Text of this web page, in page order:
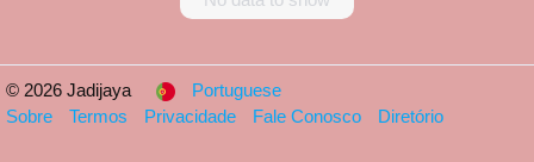
© 2026 Jadijaya
Portuguese
Sobre
Termos Privacidade Fale Conosco Diretório